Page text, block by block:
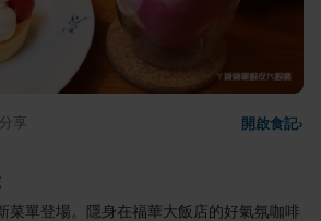
分享 開啟食記›
菜單登場。隱身在福華大飯店的好氣氛咖啡